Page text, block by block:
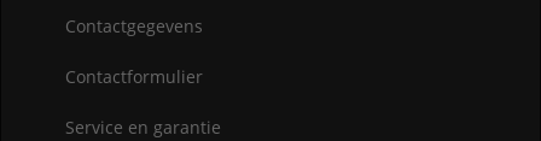
Contactgegevens
Contactformulier
Service en garantie